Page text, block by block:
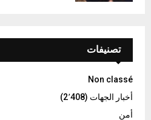
تصنيفات
Non classé
أخبار الجهات (2٬408)
أمن